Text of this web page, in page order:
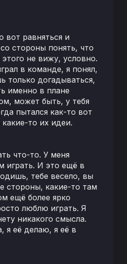
вот равняться и
стороны понять, что
не вижу, условно.
в команде, я понял,
только догадываться,
именно в плане
может быть, у тебя
пытался как-то вот
то их идеи.
что-то. У меня
играть. И это ещё в
тебе весело, вы
стороны, какие-то там
ещё более ярко
люблю играть. Я
никакого смысла.
я её делаю, я её в